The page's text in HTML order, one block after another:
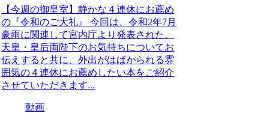
【今週の御皇室】静かな４連休にお薦め
の『令和のご大礼』 今回は、令和2年7月
豪雨に関連して宮内庁より発表された、
天皇・皇后両陛下のお気持ちについてお
伝えすると共に、外出がはばかられる雰
囲気の４連休にお薦めしたい本をご紹介
させていただきます...
動画